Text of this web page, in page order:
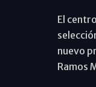
El
nuevo
Ramos